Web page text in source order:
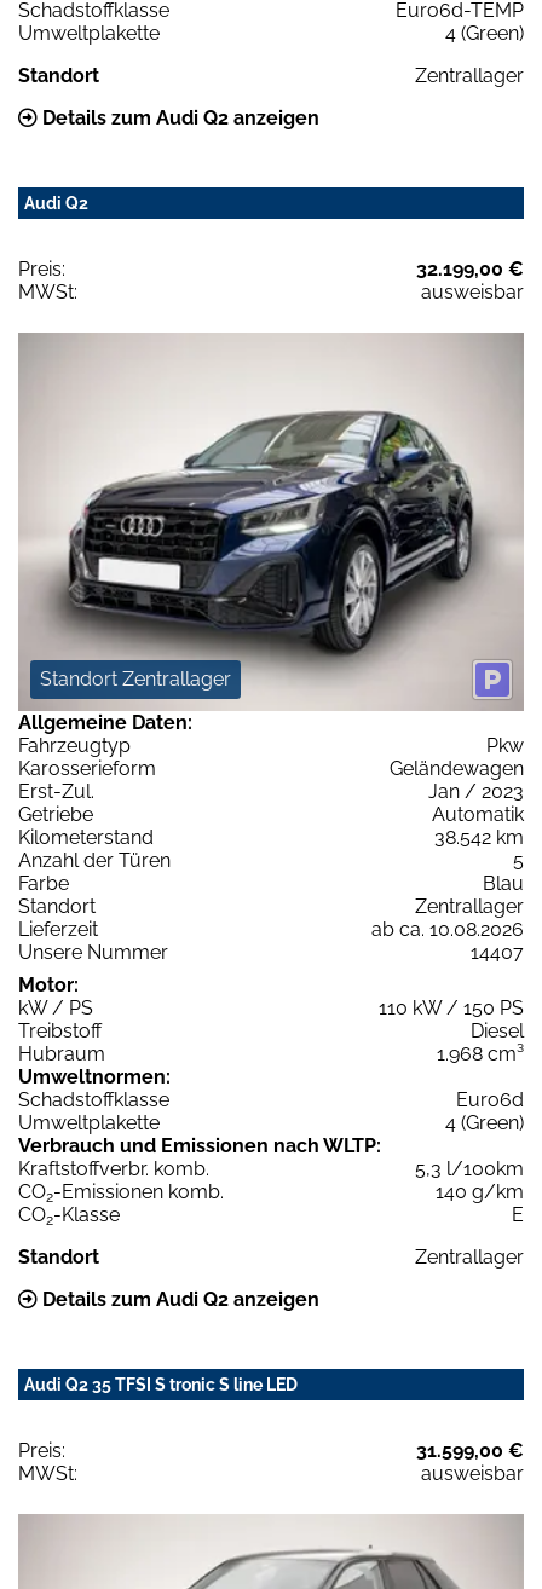
Schadstoffklasse
Euro6d-TEMP
Umweltplakette
4 (Green)
Standort
Zentrallager
Details zum Audi Q2 anzeigen
Audi Q2
Preis:
32.199,00 €
MWSt:
ausweisbar
Standort Zentrallager
Allgemeine Daten:
Fahrzeugtyp
Pkw
Karosserieform
Geländewagen
Erst-Zul.
Jan / 2023
Getriebe
Automatik
Kilometerstand
38.542 km
Anzahl der Türen
5
Farbe
Blau
Standort
Zentrallager
Lieferzeit
ab ca. 10.08.2026
Unsere Nummer
14407
Motor:
kW / PS
110 kW / 150 PS
Treibstoff
Diesel
Hubraum
1.968 cm³
Umweltnormen:
Schadstoffklasse
Euro6d
Umweltplakette
4 (Green)
Verbrauch und Emissionen nach WLTP:
Kraftstoffverbr. komb.
5,3 l/100km
CO2-Emissionen komb.
140 g/km
CO2-Klasse
E
Standort
Zentrallager
Details zum Audi Q2 anzeigen
Audi Q2 35 TFSI S tronic S line LED
Preis:
31.599,00 €
MWSt:
ausweisbar